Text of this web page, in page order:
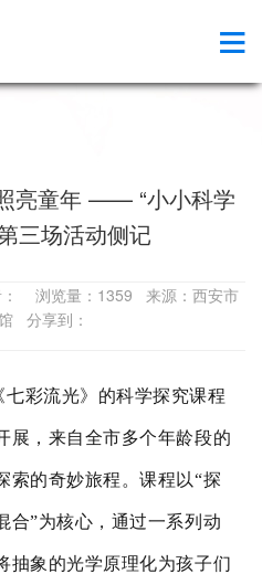
亮童年 —— “小小科学
三场活动侧记‌
浏览量：1359 来源：西安市
分享到：
七彩流光》的科学探究课程
展，来自全市多个年龄段的
索的奇妙旅程。课程以“探
合”为核心，通过一系列动
抽象的光学原理化为孩子们